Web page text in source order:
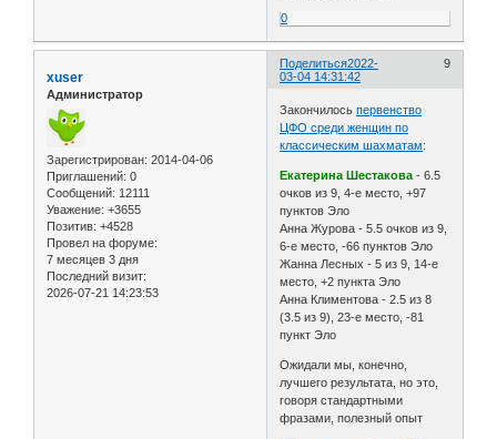
0
Поделиться 9
2022-
03-04 14:31:42
xuser
Администратор
Зарегистрирован: 2014-04-06
Приглашений: 0
Сообщений: 12111
Уважение: +3655
Позитив: +4528
Провел на форуме:
7 месяцев 3 дня
Последний визит:
2026-07-21 14:23:53
Закончилосьпервенство
ЦФО среди женщин по
классическим шахматам:
Екатерина Шестакова - 6.5
очков из 9, 4-е место, +97
пунктов Эло
Анна Журова - 5.5 очков из 9,
6-е место, -66 пунктов Эло
Жанна Лесных - 5 из 9, 14-е
место, +2 пункта Эло
Анна Климентова - 2.5 из 8
(3.5 из 9), 23-е место, -81
пункт Эло
Ожидали мы, конечно,
лучшего результата, но это,
говоря стандартными
фразами, полезный опыт